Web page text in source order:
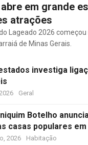
em grande
atrações
Lageado 2026
de Minas Gerais.
investiga
Geral
Botelho
casas populares
2026 Habitação